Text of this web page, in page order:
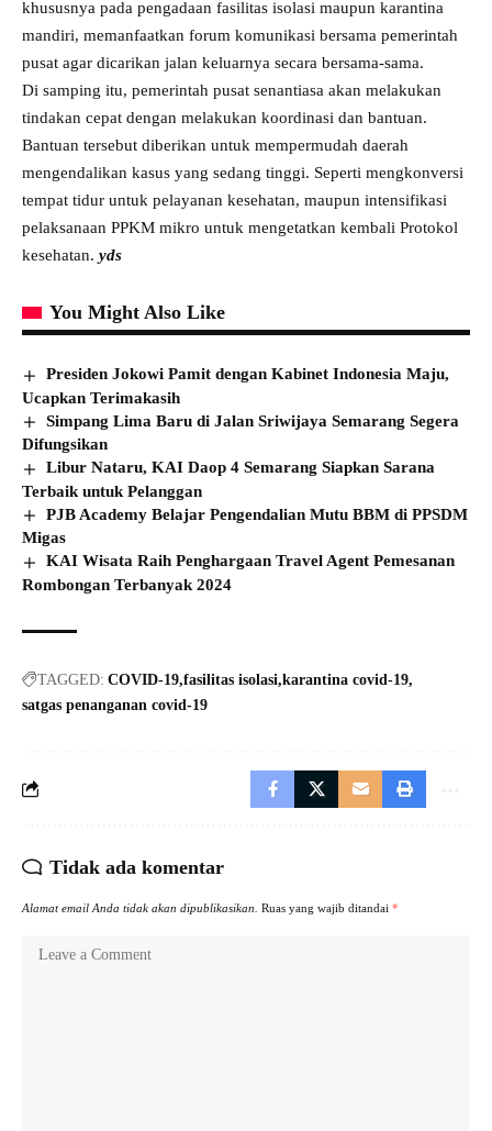
khususnya pada pengadaan fasilitas isolasi maupun karantina
mandiri, memanfaatkan forum komunikasi bersama pemerintah
pusat agar dicarikan jalan keluarnya secara bersama-sama.
Di samping itu, pemerintah pusat senantiasa akan melakukan
tindakan cepat dengan melakukan koordinasi dan bantuan.
Bantuan tersebut diberikan untuk mempermudah daerah
mengendalikan kasus yang sedang tinggi. Seperti mengkonversi
tempat tidur untuk pelayanan kesehatan, maupun intensifikasi
pelaksanaan PPKM mikro untuk mengetatkan kembali Protokol
kesehatan. yds
You Might Also Like
Presiden Jokowi Pamit dengan Kabinet Indonesia Maju,
Ucapkan Terimakasih
Simpang Lima Baru di Jalan Sriwijaya Semarang Segera
Difungsikan
Libur Nataru, KAI Daop 4 Semarang Siapkan Sarana
Terbaik untuk Pelanggan
PJB Academy Belajar Pengendalian Mutu BBM di PPSDM
Migas
KAI Wisata Raih Penghargaan Travel Agent Pemesanan
Rombongan Terbanyak 2024
TAGGED: COVID-19 fasilitas isolasi karantina covid-19
satgas penanganan covid-19
Tidak ada komentar
Alamat email Anda tidak akan dipublikasikan. Ruas yang wajib ditandai *